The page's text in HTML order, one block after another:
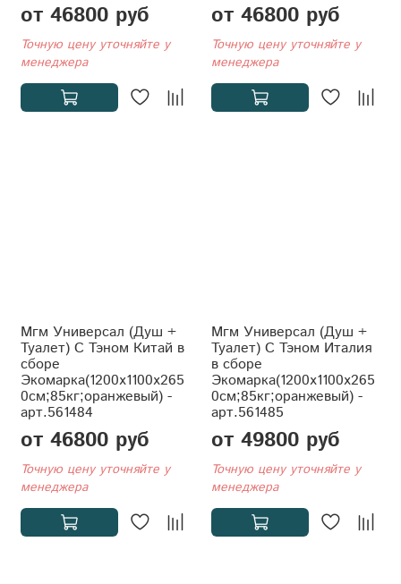
от 46800 руб
Точную цену уточняйте у
менеджера
от 46800 руб
Точную цену уточняйте у
менеджера
Мгм Универсал (Душ +
Туалет) С Тэном Китай в
сборе
Экомарка(1200x1100x265
0см;85кг;оранжевый) -
арт.561484
от 46800 руб
Точную цену уточняйте у
менеджера
Мгм Универсал (Душ +
Туалет) С Тэном Италия
в сборе
Экомарка(1200x1100x265
0см;85кг;оранжевый) -
арт.561485
от 49800 руб
Точную цену уточняйте у
менеджера